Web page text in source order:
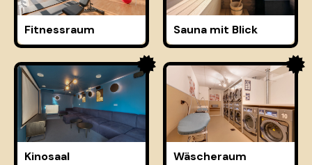
Fitnessraum Sauna mit Blick
Kinosaal Wäscheraum